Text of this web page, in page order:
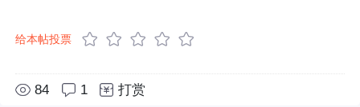
给本帖投票
84 1 打赏